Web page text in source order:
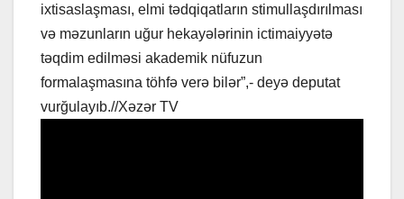
ixtisaslaşması, elmi tədqiqatların stimullaşdırılması
və məzunların uğur hekayələrinin ictimaiyyətə
təqdim edilməsi akademik nüfuzun
formalaşmasına töhfə verə bilər”,- deyə deputat
vurğulayıb.//Xəzər TV